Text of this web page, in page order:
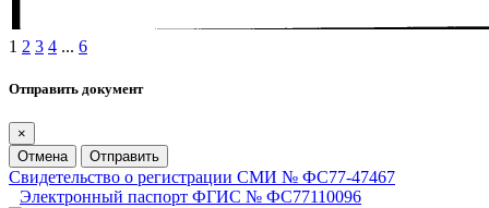
1 2 3 4 ... 6
Отправить документ
×
Отмена
Отправить
Свидетельство о регистрации СМИ № ФС77-47467
Электронный паспорт ФГИС № ФС77110096